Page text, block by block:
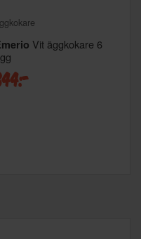
Vit äggkokare 6